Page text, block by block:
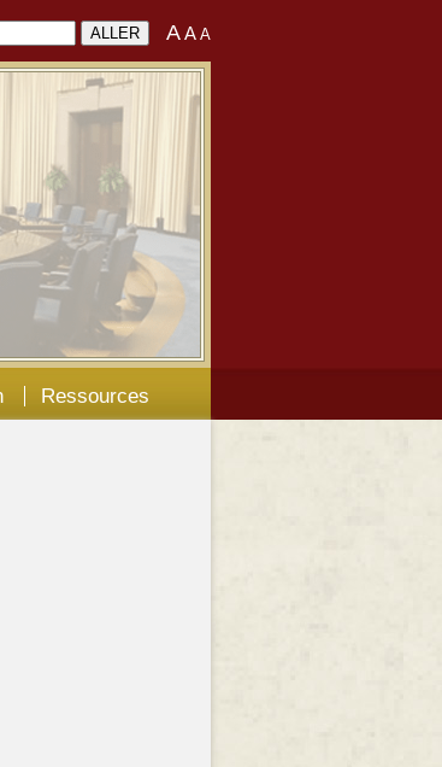
AA A
Ressources